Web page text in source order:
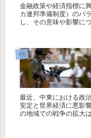
金融政策や経済指標に
カ連邦準備制度）のバ
し、その意味や影響に
FX
最近、中東における政
安定と世界経済に悪影
の地域での戦争の拡大